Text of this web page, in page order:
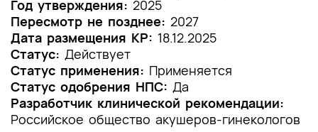
(группы заболеваний или состояний)
1.2 Этиология и патогенез заболевания или
состояния (группы заболеваний или
состояний)
1.3 Эпидемиология заболевания или состояния
(группы заболеваний или состояний)
Год утверждения: 2025
Пересмотр не позднее: 2027
Дата размещения КР: 18.12.2025
Статус: Действует
Статус применения: Применяется
Статус одобрения НПС: Да
Разработчик клинической рекомендации:
Российское общество акушеров-гинекологов